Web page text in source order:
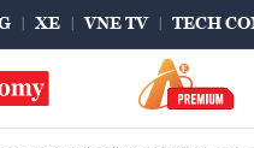
XE VNE TV TECH